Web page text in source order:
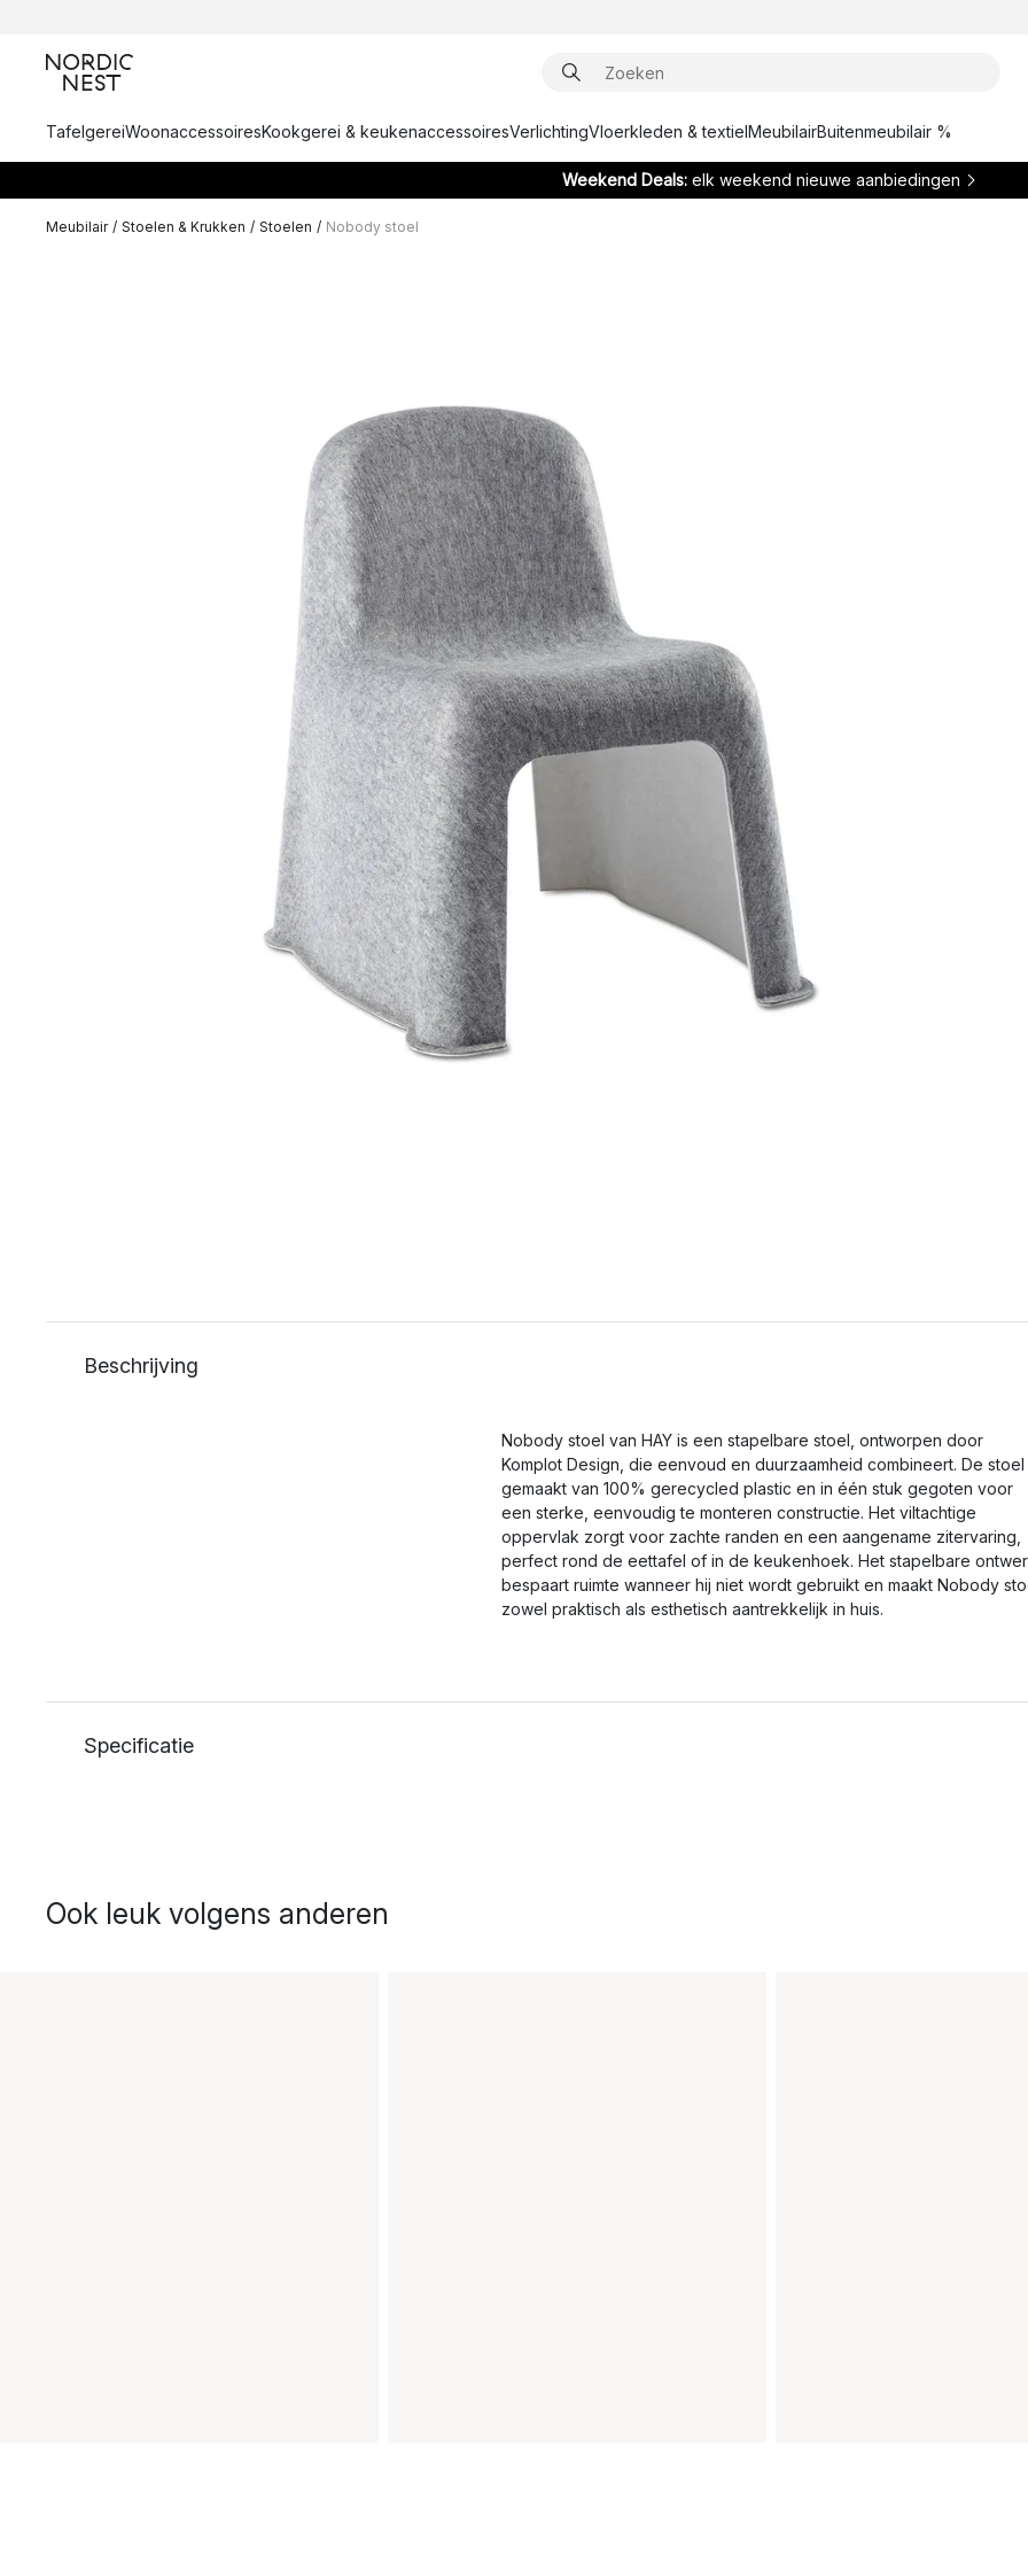
TafelgereiWoonaccessoiresKookgerei & keukenaccessoiresVerlichtingVloerkleden & textielMeubilairBuitenmeubilair %
Weekend Deals: elk weekend nieuwe aanbiedingen
Meubilair / Stoelen & Krukken / Stoelen / Nobody stoel
Beschrijving
Nobody stoel van HAY is een stapelbare stoel, ontworpen door
Komplot Design, die eenvoud en duurzaamheid combineert. De stoel
gemaakt van 100% gerecycled plastic en in één stuk gegoten voor
een sterke, eenvoudig te monteren constructie. Het viltachtige
oppervlak zorgt voor zachte randen en een aangename zitervaring,
perfect rond de eettafel of in de keukenhoek. Het stapelbare
bespaart ruimte wanneer hij niet wordt gebruikt en maakt Nobody
zowel praktisch als esthetisch aantrekkelijk in huis.
Specificatie
Ook leuk volgens anderen